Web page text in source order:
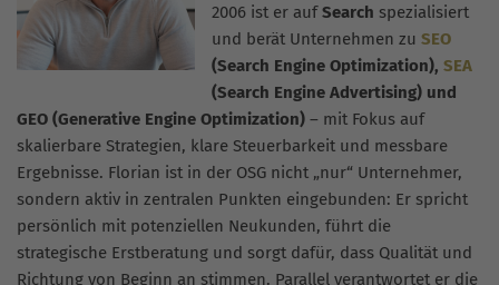
2006 ist er aufSearch spezialisiert
und berät Unternehmen zu SEO
(Search Engine Optimization), SEA
(Search Engine Advertising) und
GEO (Generative Engine Optimization) – mit Fokus auf
skalierbare Strategien, klare Steuerbarkeit und messbare
Ergebnisse. Florian ist in der OSG nicht „nur“ Unternehmer,
sondern aktiv in zentralen Punkten eingebunden: Er spricht
persönlich mit potenziellen Neukunden, führt die
strategische Erstberatung und sorgt dafür, dass Qualität und
Richtung von Beginn an stimmen. Parallel verantwortet er die